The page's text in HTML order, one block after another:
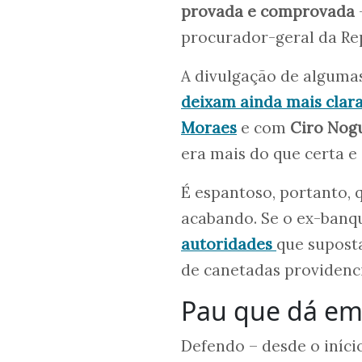
provada e comprovada
procurador-geral da
A divulgação de
deixam ainda mais
Moraes e com Ciro
era mais do que certa e
É espantoso, portanto,
acabando. Se o ex-
autoridades que
de canetadas
Pau que dá
Defendo – desde o